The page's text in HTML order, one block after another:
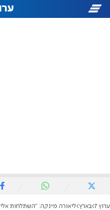
ערוץ 7 בארץ ליאורה מינקה: "השתלחות אלימה של